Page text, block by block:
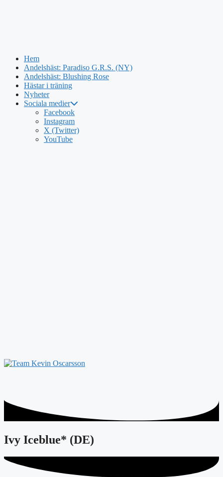
Hoppa
Hem
Andelshäst: Paradiso G.R.S. (NY)
Andelshäst: Blushing Rose
Hästar i träning
Nyheter
Sociala medier
Facebook
Instagram
X (Twitter)
YouTube
Ivy Iceblue* (DE)